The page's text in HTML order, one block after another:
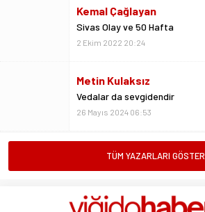
Kemal Çağlayan
Sivas Olay ve 50 Hafta
2 Ekim 2022 20:24
Metin Kulaksız
Vedalar da sevgidendir
26 Mayıs 2024 06:53
Mustafa Ateş
TÜM YAZARLARI GÖSTER